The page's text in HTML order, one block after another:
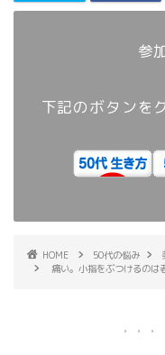
参
下記のボタンを
HOME 50代の悩み
痛い。小指をぶつけるのは